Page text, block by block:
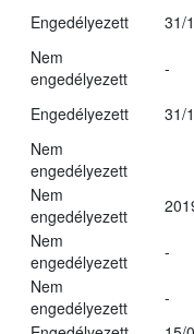
Engedélyezett 31/
Nem
engedélyezett
-
Engedélyezett 31/
Nem
engedélyezett
Nem
engedélyezett
Nem
engedélyezett
-
Nem
engedélyezett
-